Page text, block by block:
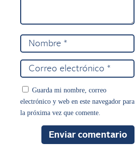
Guarda mi nombre, correo
electrónico y web en este navegador para
la próxima vez que comente.